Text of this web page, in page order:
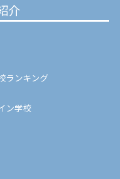
介
ランキング
ン学校